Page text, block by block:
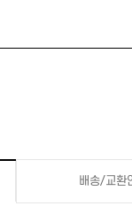
배송/교환